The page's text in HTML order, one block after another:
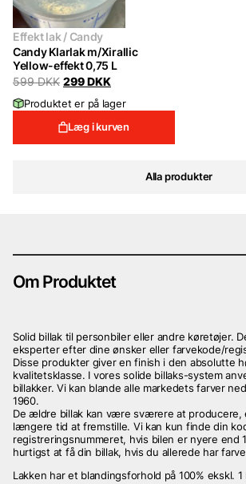
Alla produkter
Effekt lak / Candy
Candy Klarlak m/Xirallic
Yellow-effekt 0,75 L
599DKK Original
was:
299DKKCurrent
is:
Produktet er på lager
Læg i kurven
Om Produktet
Solid billak til personbiler eller andre køretøjer.
eksperter efter dine ønsker eller farvekode/
Disse produkter giver en finish i den absolutte
kvalitetsklasse. I vores solide billaks-system
billakker. Vi kan blande alle markedets farver
1960.
De ældre billak kan være sværere at producere,
længere tid at fremstille. Vi kan kun finde din
registreringsnummeret, hvis bilen er nyere end
hurtigst at få din billak, hvis du allerede har
Lakken har et blandingsforhold på 100% ekskl.